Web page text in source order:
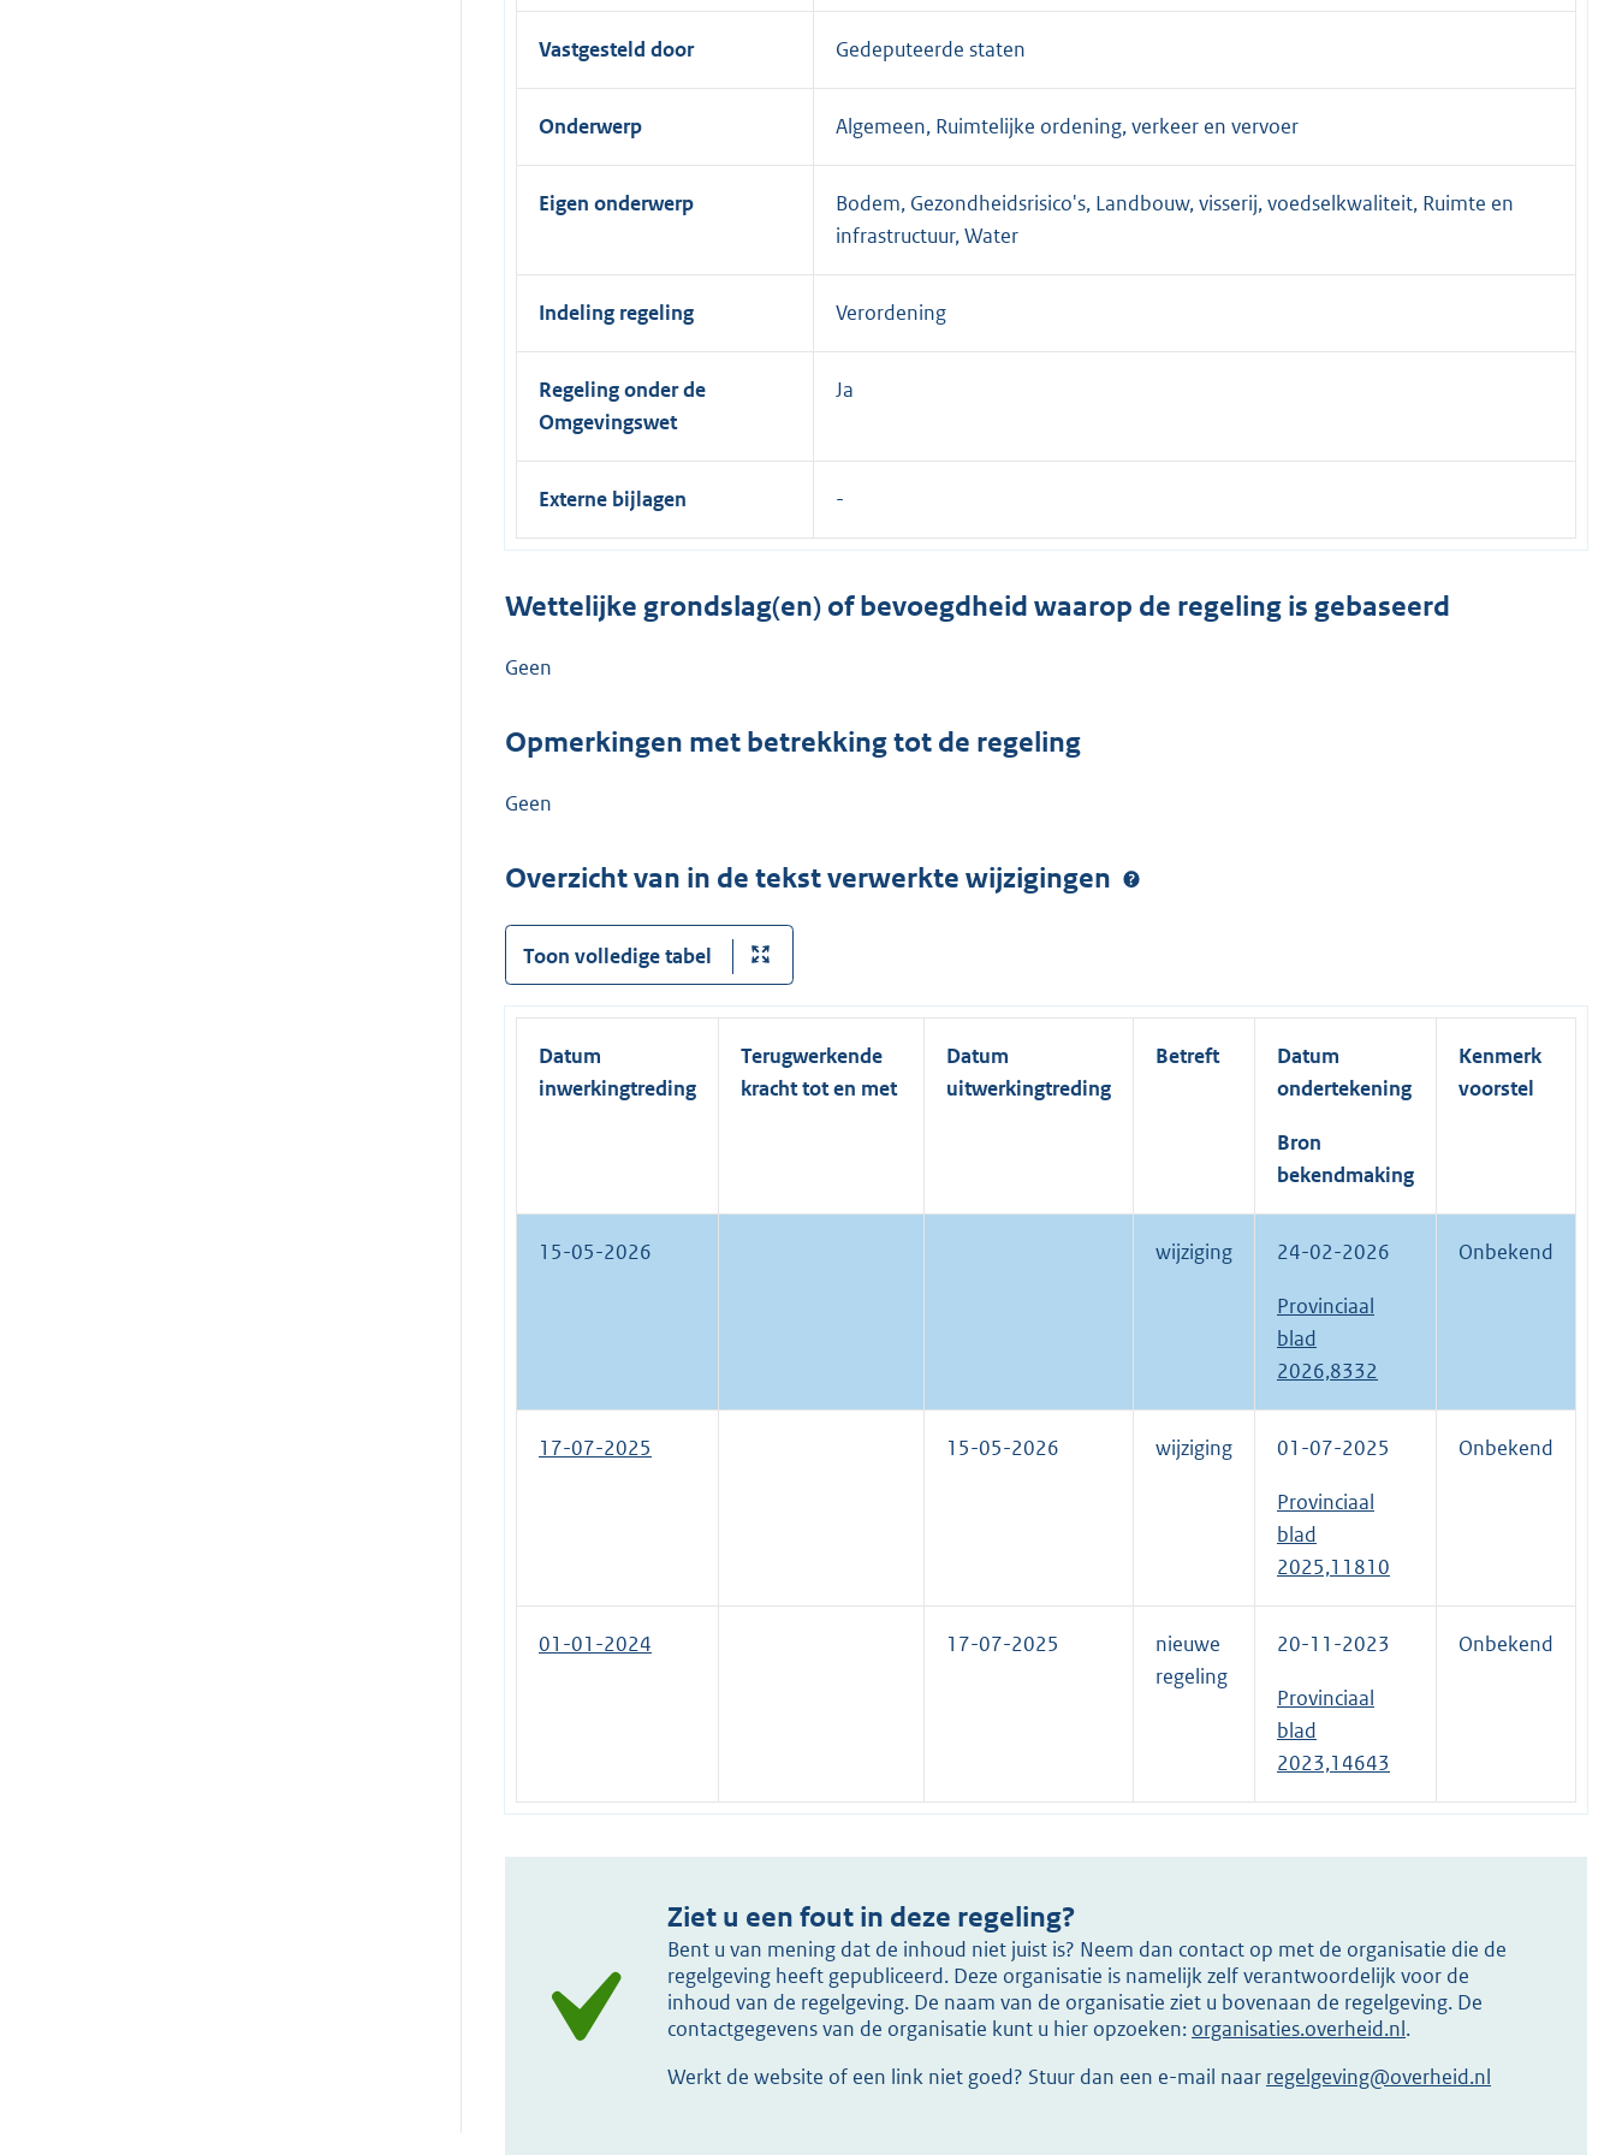
Vastgesteld door Gedeputeerde staten
Onderwerp Algemeen, Ruimtelijke ordening, verkeer en vervoer
Eigen onderwerp
Bodem, Gezondheidsrisico's, Landbouw, visserij, voedselkwaliteit, Ruimte en
infrastructuur, Water
Indeling regeling Verordening
Regeling onder de
Omgevingswet
Ja
Externe bijlagen
Wettelijke grondslag(en) of bevoegdheid waarop de regeling is gebaseerd
Geen
Opmerkingen met betrekking tot de regeling
Geen
Overzicht van in de tekst verwerkte wijzigingen
Toon volledige tabel
Datum
inwerkingtreding
Terugwerkende
kracht tot en met
Datum
uitwerkingtreding
Betreft
Datum
ondertekening
Bron
bekendmaking
Kenmerk
voorstel
15-05-2026 wijziging 24-02-2026
Provinciaal
blad
2026,8332
Onbekend
17-07-2025 15-05-2026 wijziging 01-07-2025
Provinciaal
blad
2025,11810
Onbekend
01-01-2024 17-07-2025
nieuwe
regeling
20-11-2023
Provinciaal
blad
2023,14643
Onbekend
Ziet u een fout in deze regeling?
Bent u van mening dat de inhoud niet juist is? Neem dan contact op met de organisatie die de
regelgeving heeft gepubliceerd. Deze organisatie is namelijk zelf verantwoordelijk voor de
inhoud van de regelgeving. De naam van de organisatie ziet u bovenaan de regelgeving. De
contactgegevens van de organisatie kunt u hier opzoeken: organisaties.overheid.nl.
Werkt de website of een link niet goed? Stuur dan een e-mail naar regelgeving@overheid.nl